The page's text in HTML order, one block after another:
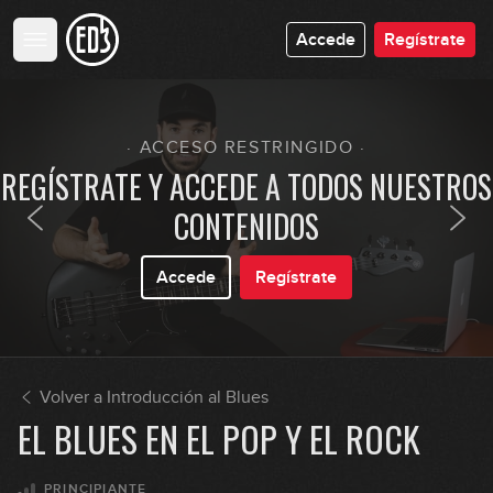
Accede Regístrate
· ACCESO RESTRINGIDO ·
REGÍSTRATE Y ACCEDE A TODOS NUESTROS
CONTENIDOS
Accede Regístrate
Volver a Introducción al Blues
EL BLUES EN EL POP Y EL ROCK
PRINCIPIANTE